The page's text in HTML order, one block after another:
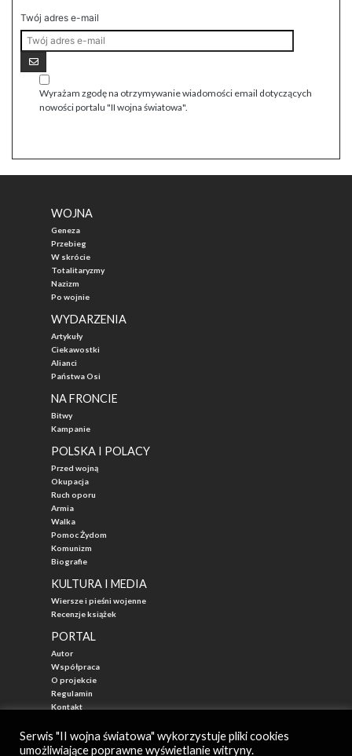
Twój adres e-mail
Wyrażam zgodę na otrzymywanie wiadomości email dotyczących
nowości portalu "II wojna światowa".
WOJNA
Geneza
Przebieg
W skrócie
Totalitaryzmy
Nazizm
Po wojnie
WYDARZENIA
Artykuły
Ciekawostki
Alianci
Państwa Osi
NA FRONCIE
Bitwy
Kampanie
POLSKA I POLACY
Przed wojną
Okupacja
Ruch oporu
Armia
Walka
Pomoc Żydom
Komunizm
Biografie
KULTURA I MEDIA
Wiersze i pieśni wojenne
Recenzje książek
PORTAL
Autor
Współpraca
O projekcie
Regulamin
Kontakt
Serwis "II wojna światowa" wykorzystuje pliki cookies
umożliwiające poprawne wyświetlanie witryny.